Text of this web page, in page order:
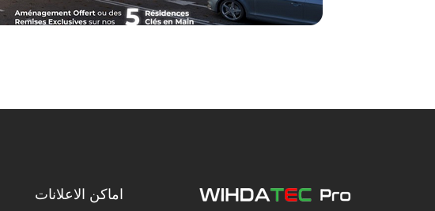
اماكن الاعلانات